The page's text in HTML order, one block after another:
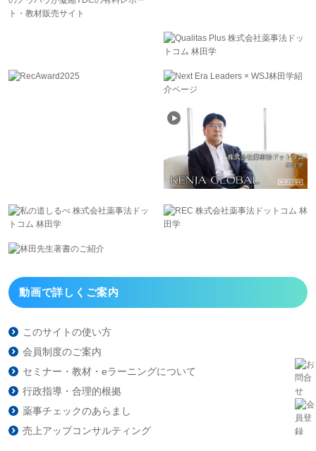
動画で詳しくご案内
このサイトの使い方
会員制度のご案内
セミナー・教材・eラーニングについて
行政指導・合理的根拠
薬事チェックのあらまし
売上アップコンサルティング